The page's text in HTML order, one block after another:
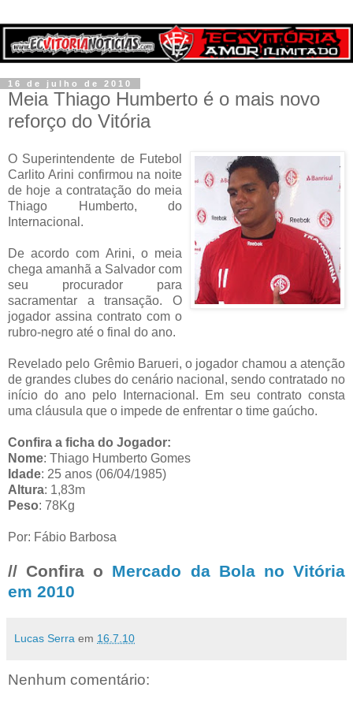
16 de julho de 2010
Meia Thiago Humberto é o mais novo
reforço do Vitória
O Superintendente de Futebol
Carlito Arini confirmou na noite
de hoje a contratação do meia
Thiago Humberto, do
Internacional.
De acordo com Arini, o meia
chega amanhã a Salvador com
seu procurador para
sacramentar a transação. O
jogador assina contrato com o
rubro-negro até o final do ano.
Revelado pelo Grêmio Barueri, o jogador chamou a atenção
de grandes clubes do cenário nacional, sendo contratado no
início do ano pelo Internacional. Em seu contrato consta
uma cláusula que o impede de enfrentar o time gaúcho.
Confira a ficha do Jogador:
Nome: Thiago Humberto Gomes
Idade: 25 anos (06/04/1985)
Altura: 1,83m
Peso: 78Kg
Por: Fábio Barbosa
// Confira o Mercado da Bola no Vitória
em 2010
Lucas Serra em 16.7.10
Nenhum comentário: